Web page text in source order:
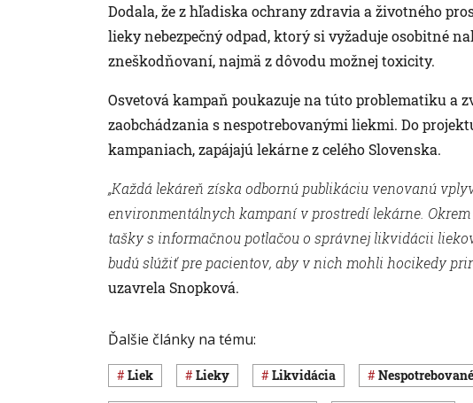
Dodala, že z hľadiska ochrany zdravia a životného
lieky nebezpečný odpad, ktorý si vyžaduje osobitné
zneškodňovaní, najmä z dôvodu možnej toxicity.
Osvetová kampaň poukazuje na túto problematiku a
zaobchádzania s nespotrebovanými liekmi. Do
kampaniach, zapájajú lekárne z celého Slovenska.
„Každá lekáreň získa odbornú publikáciu venovanú
environmentálnych kampaní v prostredí lekárne.
tašky s informačnou potlačou o správnej likvidácii
budú slúžiť pre pacientov, aby v nich mohli hocikedy
uzavrela Snopková.
Ďalšie články na tému:
liek lieky likvidácia